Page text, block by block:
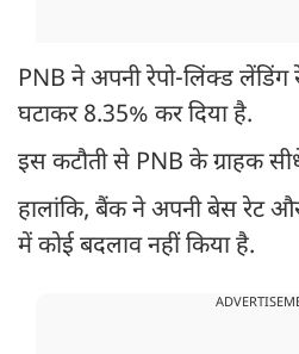
PNB ने अपनी रेपो-लिंक्ड
घटाकर 8.35% कर दिया है.
इस कटौती से PNB के ग्राहक
हालांकि, बैंक ने अपनी बेस रेट
में कोई बदलाव नहीं किया है.